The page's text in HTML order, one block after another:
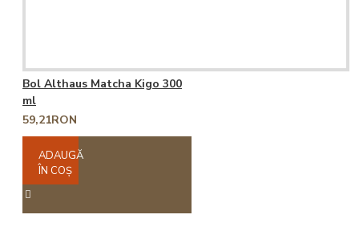
Bol Althaus Matcha Kigo 300
ml
59,21RON
ADAUGĂ
ÎN COŞ